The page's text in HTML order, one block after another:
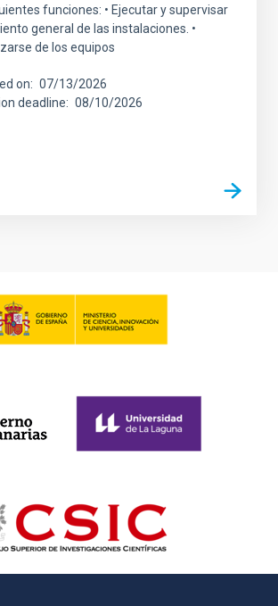
funciones: • Ejecutar y supervisar
general de las instalaciones. •
de los equipos
on
07/13/2026
deadline
08/10/2026